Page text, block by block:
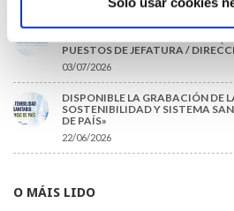
INFORME SOBRE LA
PUESTOS DE JEFATURA /
03/07/2026
DISPONIBLE LA GRABACIÓN DE
SOSTENIBILIDAD Y SISTEMA
DE PAÍS»
22/06/2026
O MÁIS LIDO